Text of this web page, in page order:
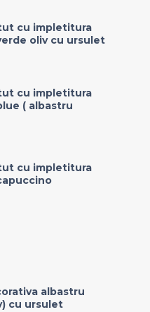
cu impletitura
oliv cu ursulet
cu impletitura
( albastru
cu impletitura
albastru
cu ursulet